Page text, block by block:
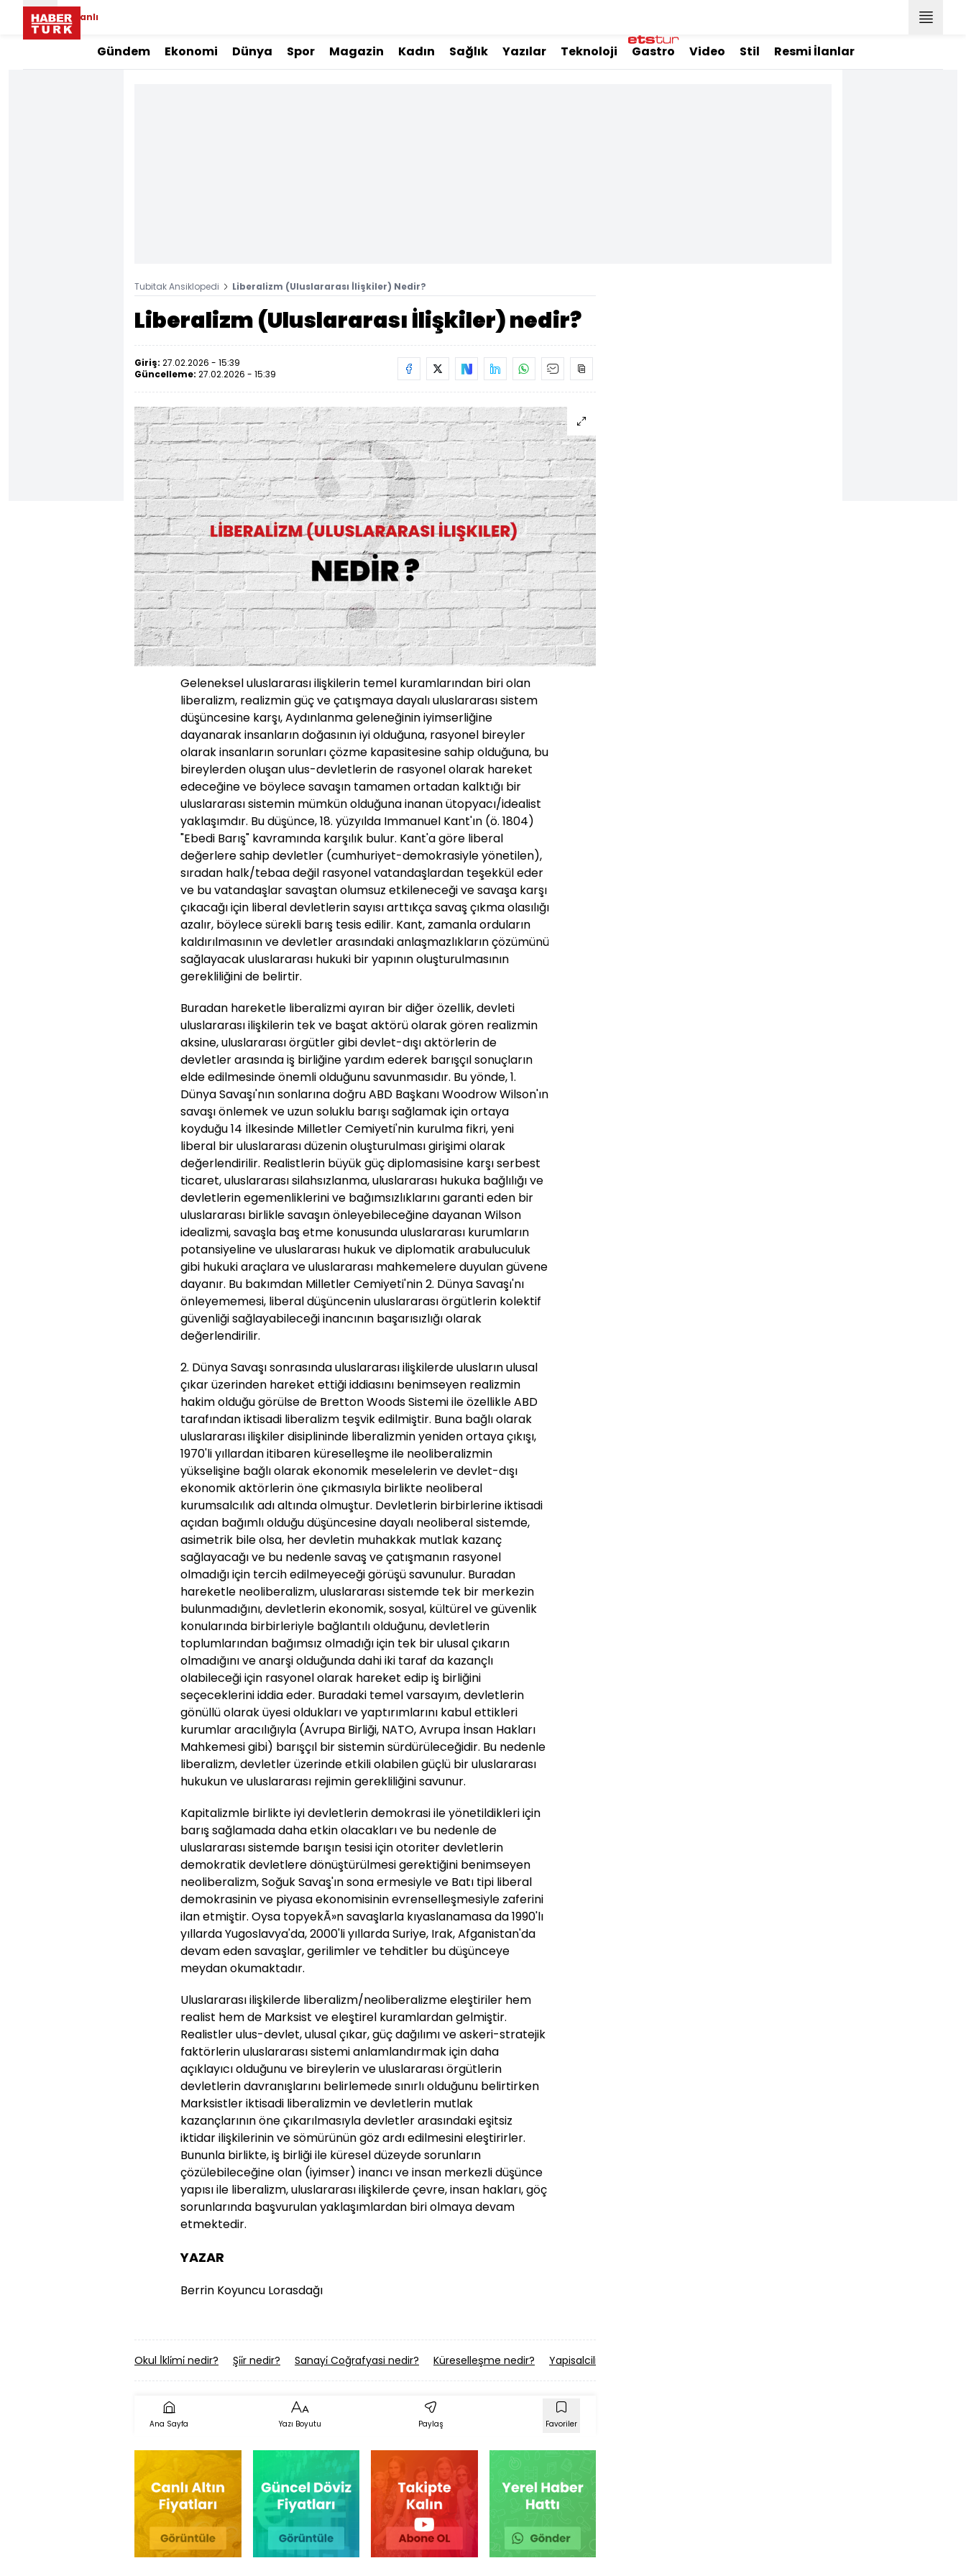
Canlı
Gündem Ekonomi Dünya Spor Magazin Kadın Sağlık Yazılar Teknoloji Gastro Video Stil Resmi İlanlar
Tubitak Ansiklopedi Liberalizm (Uluslararası İlişkiler) Nedir?
Liberalizm (Uluslararası İlişkiler) nedir?
Giriş: 27.02.2026 - 15:39
Güncelleme: 27.02.2026 - 15:39
Geleneksel uluslararası ilişkilerin temel kuramlarından biri olan
liberalizm, realizmin güç ve çatışmaya dayalı uluslararası sistem
düşüncesine karşı, Aydınlanma geleneğinin iyimserliğine
dayanarak insanların doğasının iyi olduğuna, rasyonel bireyler
olarak insanların sorunları çözme kapasitesine sahip olduğuna, bu
bireylerden oluşan ulus-devletlerin de rasyonel olarak hareket
edeceğine ve böylece savaşın tamamen ortadan kalktığı bir
uluslararası sistemin mümkün olduğuna inanan ütopyacı/idealist
yaklaşımdır. Bu düşünce, 18. yüzyılda Immanuel Kant'ın (ö. 1804)
"Ebedi Barış" kavramında karşılık bulur. Kant'a göre liberal
değerlere sahip devletler (cumhuriyet-demokrasiyle yönetilen),
sıradan halk/tebaa değil rasyonel vatandaşlardan teşekkül eder
ve bu vatandaşlar savaştan olumsuz etkileneceği ve savaşa karşı
çıkacağı için liberal devletlerin sayısı arttıkça savaş çıkma olasılığı
azalır, böylece sürekli barış tesis edilir. Kant, zamanla orduların
kaldırılmasının ve devletler arasındaki anlaşmazlıkların çözümünü
sağlayacak uluslararası hukuki bir yapının oluşturulmasının
gerekliliğini de belirtir.
Buradan hareketle liberalizmi ayıran bir diğer özellik, devleti
uluslararası ilişkilerin tek ve başat aktörü olarak gören realizmin
aksine, uluslararası örgütler gibi devlet-dışı aktörlerin de
devletler arasında iş birliğine yardım ederek barışçıl sonuçların
elde edilmesinde önemli olduğunu savunmasıdır. Bu yönde, 1.
Dünya Savaşı'nın sonlarına doğru ABD Başkanı Woodrow Wilson'ın
savaşı önlemek ve uzun soluklu barışı sağlamak için ortaya
koyduğu 14 İlkesinde Milletler Cemiyeti'nin kurulma fikri, yeni
liberal bir uluslararası düzenin oluşturulması girişimi olarak
değerlendirilir. Realistlerin büyük güç diplomasisine karşı serbest
ticaret, uluslararası silahsızlanma, uluslararası hukuka bağlılığı ve
devletlerin egemenliklerini ve bağımsızlıklarını garanti eden bir
uluslararası birlikle savaşın önleyebileceğine dayanan Wilson
idealizmi, savaşla baş etme konusunda uluslararası kurumların
potansiyeline ve uluslararası hukuk ve diplomatik arabuluculuk
gibi hukuki araçlara ve uluslararası mahkemelere duyulan güvene
dayanır. Bu bakımdan Milletler Cemiyeti'nin 2. Dünya Savaşı'nı
önleyememesi, liberal düşüncenin uluslararası örgütlerin kolektif
güvenliği sağlayabileceği inancının başarısızlığı olarak
değerlendirilir.
2. Dünya Savaşı sonrasında uluslararası ilişkilerde ulusların ulusal
çıkar üzerinden hareket ettiği iddiasını benimseyen realizmin
hakim olduğu görülse de Bretton Woods Sistemi ile özellikle ABD
tarafından iktisadi liberalizm teşvik edilmiştir. Buna bağlı olarak
uluslararası ilişkiler disiplininde liberalizmin yeniden ortaya çıkışı,
1970'li yıllardan itibaren küreselleşme ile neoliberalizmin
yükselişine bağlı olarak ekonomik meselelerin ve devlet-dışı
ekonomik aktörlerin öne çıkmasıyla birlikte neoliberal
kurumsalcılık adı altında olmuştur. Devletlerin birbirlerine iktisadi
açıdan bağımlı olduğu düşüncesine dayalı neoliberal sistemde,
asimetrik bile olsa, her devletin muhakkak mutlak kazanç
sağlayacağı ve bu nedenle savaş ve çatışmanın rasyonel
olmadığı için tercih edilmeyeceği görüşü savunulur. Buradan
hareketle neoliberalizm, uluslararası sistemde tek bir merkezin
bulunmadığını, devletlerin ekonomik, sosyal, kültürel ve güvenlik
konularında birbirleriyle bağlantılı olduğunu, devletlerin
toplumlarından bağımsız olmadığı için tek bir ulusal çıkarın
olmadığını ve anarşi olduğunda dahi iki taraf da kazançlı
olabileceği için rasyonel olarak hareket edip iş birliğini
seçeceklerini iddia eder. Buradaki temel varsayım, devletlerin
gönüllü olarak üyesi oldukları ve yaptırımlarını kabul ettikleri
kurumlar aracılığıyla (Avrupa Birliği, NATO, Avrupa İnsan Hakları
Mahkemesi gibi) barışçıl bir sistemin sürdürüleceğidir. Bu nedenle
liberalizm, devletler üzerinde etkili olabilen güçlü bir uluslararası
hukukun ve uluslararası rejimin gerekliliğini savunur.
Kapitalizmle birlikte iyi devletlerin demokrasi ile yönetildikleri için
barış sağlamada daha etkin olacakları ve bu nedenle de
uluslararası sistemde barışın tesisi için otoriter devletlerin
demokratik devletlere dönüştürülmesi gerektiğini benimseyen
neoliberalizm, Soğuk Savaş'ın sona ermesiyle ve Batı tipi liberal
demokrasinin ve piyasa ekonomisinin evrenselleşmesiyle zaferini
ilan etmiştir. Oysa topyekÃ»n savaşlarla kıyaslanamasa da 1990'lı
yıllarda Yugoslavya'da, 2000'li yıllarda Suriye, Irak, Afganistan'da
devam eden savaşlar, gerilimler ve tehditler bu düşünceye
meydan okumaktadır.
Uluslararası ilişkilerde liberalizm/neoliberalizme eleştiriler hem
realist hem de Marksist ve eleştirel kuramlardan gelmiştir.
Realistler ulus-devlet, ulusal çıkar, güç dağılımı ve askeri-stratejik
faktörlerin uluslararası sistemi anlamlandırmak için daha
açıklayıcı olduğunu ve bireylerin ve uluslararası örgütlerin
devletlerin davranışlarını belirlemede sınırlı olduğunu belirtirken
Marksistler iktisadi liberalizmin ve devletlerin mutlak
kazançlarının öne çıkarılmasıyla devletler arasındaki eşitsiz
iktidar ilişkilerinin ve sömürünün göz ardı edilmesini eleştirirler.
Bununla birlikte, iş birliği ile küresel düzeyde sorunların
çözülebileceğine olan (iyimser) inancı ve insan merkezli düşünce
yapısı ile liberalizm, uluslararası ilişkilerde çevre, insan hakları, göç
sorunlarında başvurulan yaklaşımlardan biri olmaya devam
etmektedir.
YAZAR
Berrin Koyuncu Lorasdağı
Okul İ̇kli̇mi̇ nedir? Şi̇i̇r nedir? Sanayi̇ Coğrafyasi nedir? Küreselleşme nedir? Yapisalcilik nedir?
Ana Sayfa Yazı Boyutu Paylaş Favoriler